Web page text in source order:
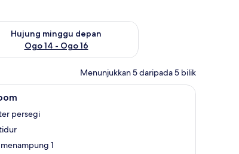
7 - Ogo 9
Hujung minggu depan
Ogo 14 - Ogo 16
ketersediaan untuk hujung minggu depan Ogo 14 -
Menunjukkan 5 daripada 5 bilik
persegi
1